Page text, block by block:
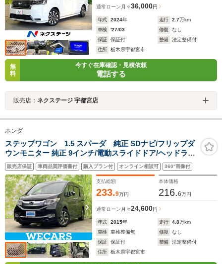
通常ローン 月々36,000円
年式 2024年 走行 2.7万km
車検
'27/03 修復
なし
保証
保証付 整備
法定整備付
住所
栃木県宇都宮市
無
料
今すぐ在庫確認・見積依頼
電話する
販売店： ネクステージ 宇都宮店
ホンダ
ステップワゴン 1.5 スパーダ 純正 SDナビ/フリップダ
ウンモニター 純正 9インチ/電動スライドドア/ヘッドラン
プ LED/Bluetooth接続/ETC/EBD付ABS/横滑り防止装置/
アイドリングストップ
販売店保証 車両品質評価書付 購入プラン付 オンライン相談可 360°画像付
支払総額
233.9万円
本体価格
216.6万円
通常ローン 月々24,600円
年式 2015年 走行 4.8万km
車検
車検整備無 修復
なし
保証
保証付 整備
法定整備付
住所
栃木県宇都宮市